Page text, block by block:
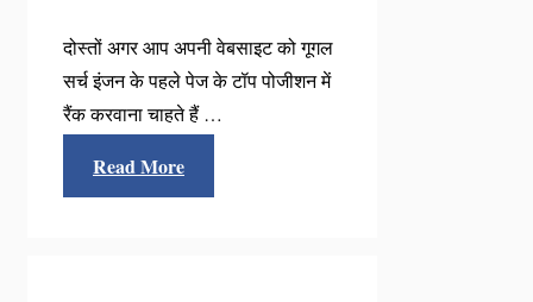
दोस्तों अगर आप अपनी वेबसाइट को गूगल
सर्च इंजन के पहले पेज के टॉप पोजीशन में
रैंक करवाना चाहते हैं …
Read More